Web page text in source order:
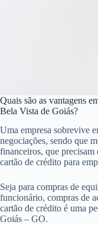
Quais são as vantagens
Bela Vista de Goiás?
Uma empresa sobrevive
negociações, sendo que
financeiros, que precisam
cartão de crédito para
Seja para compras de
funcionário, compras de
cartão de crédito é uma
Goiás – GO.